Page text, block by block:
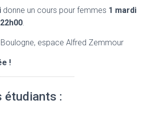
donne un cours pour femmes 1 mardi
.
espace Alfred Zemmour
!
étudiants :